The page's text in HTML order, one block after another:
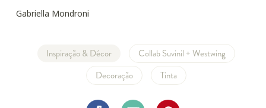
Gabriella Mondroni
Inspiração & Décor
Collab Suvinil + Westwing
Decoração
Tinta